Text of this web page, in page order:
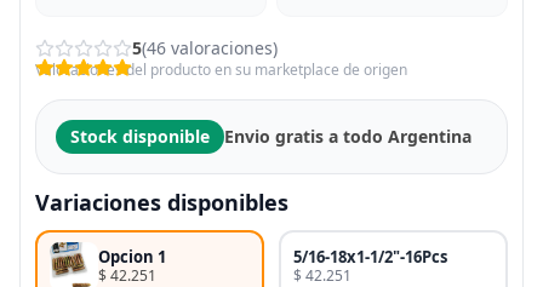
5(46 valoraciones)
Valoraciones del producto en su marketplace de origen
Stock disponible Envio gratis a todo Argentina
Variaciones disponibles
Opcion 1
$ 42.251
5/16-18x1-1/2"-16Pcs
$ 42.251